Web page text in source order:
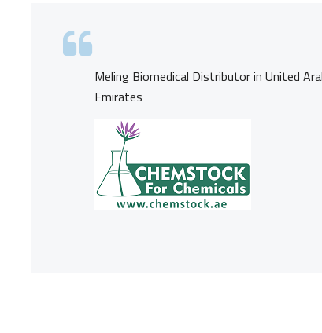
Meling Biomedical Distributor in United
Emirates